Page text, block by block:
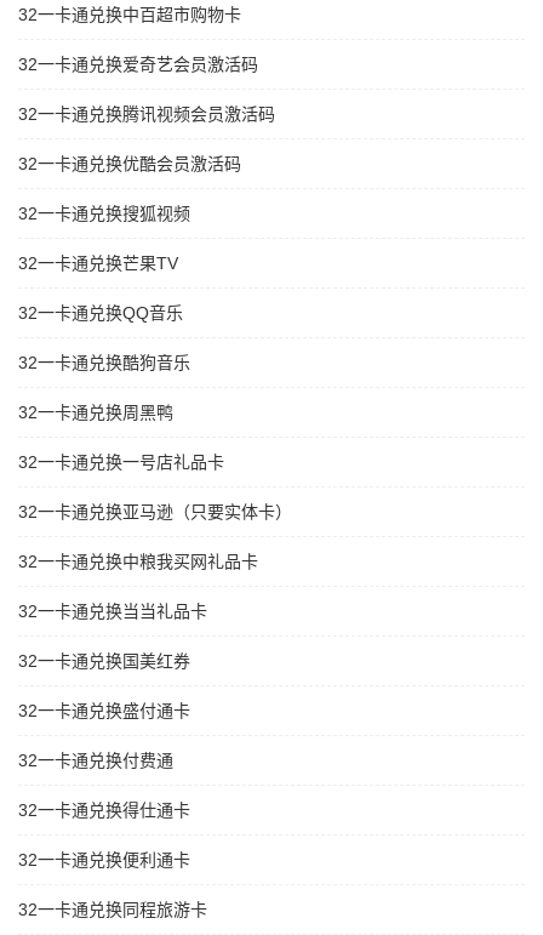
32一卡通兑换中百超市购物卡
32一卡通兑换爱奇艺会员激活码
32一卡通兑换腾讯视频会员激活码
32一卡通兑换优酷会员激活码
32一卡通兑换搜狐视频
32一卡通兑换芒果TV
32一卡通兑换QQ音乐
32一卡通兑换酷狗音乐
32一卡通兑换周黑鸭
32一卡通兑换一号店礼品卡
32一卡通兑换亚马逊（只要实体卡）
32一卡通兑换中粮我买网礼品卡
32一卡通兑换当当礼品卡
32一卡通兑换国美红券
32一卡通兑换盛付通卡
32一卡通兑换付费通
32一卡通兑换得仕通卡
32一卡通兑换便利通卡
32一卡通兑换同程旅游卡